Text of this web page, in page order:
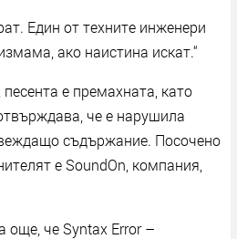
Един от техните инженери
ако наистина искат.“
е премахната, като
че е нарушила
съдържание. Посочено
е SoundOn, компания,
още, че Syntax Error –